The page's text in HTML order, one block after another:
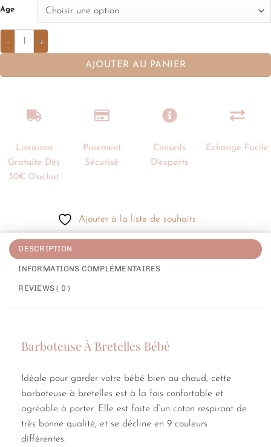
Age
AJOUTER AU PANIER
Livraison
Gratuite Dès
30€ D'achat
Paiement
Sécurisé
Conseils
D'experts
Echange Facile
Ajouter à la liste de souhaits
DESCRIPTION
INFORMATIONS COMPLÉMENTAIRES
REVIEWS ( 0 )
Barboteuse À Bretelles Bébé
Idéale pour garder votre bébé bien au chaud, cette
barboteuse à bretelles est à la fois confortable et
agréable à porter. Elle est faite d’un coton respirant de
très bonne qualité, et se décline en 9 couleurs
différentes.